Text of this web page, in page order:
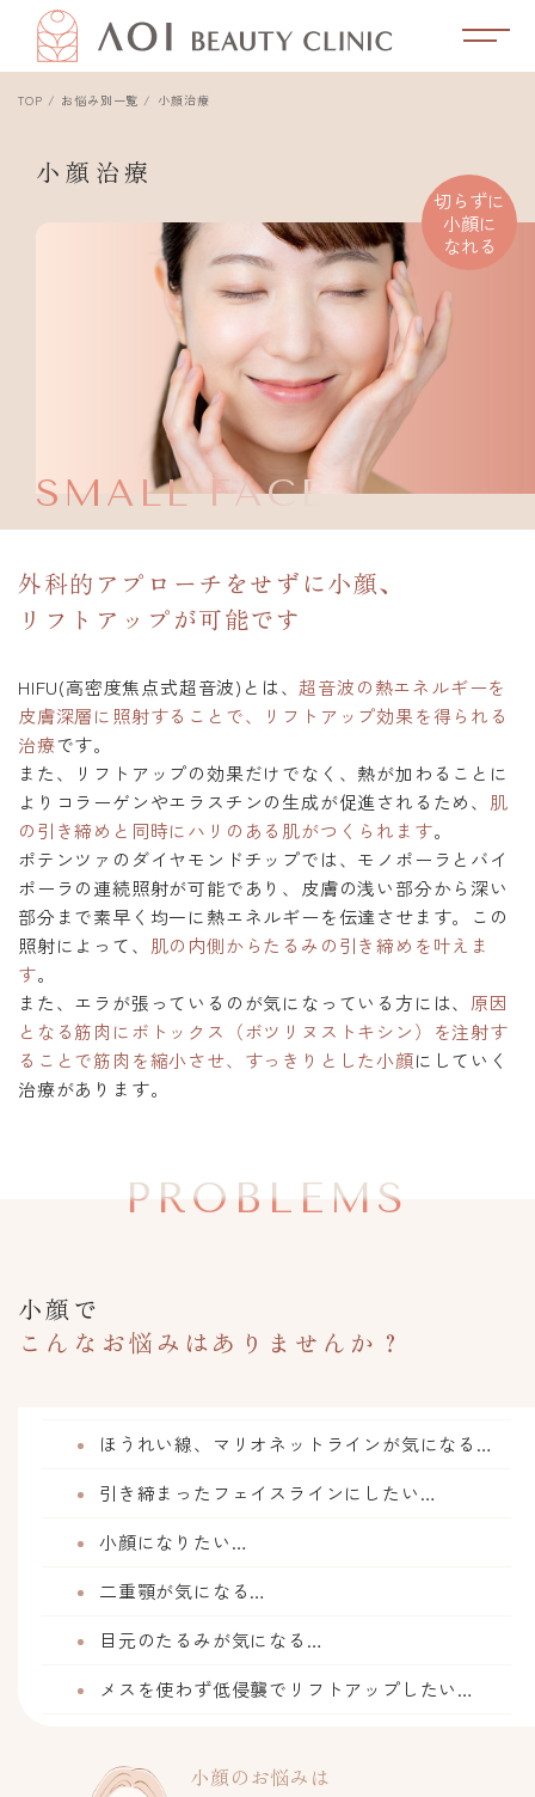
TOP お悩み別一覧 小顔治療
小顔治療
切らずに
小顔に
なれる
SMALL FACE
外科的アプローチをせずに小顔、
リフトアップが可能です
HIFU(高密度焦点式超音波)とは、 超音波の熱エネルギーを
皮膚深層に照射することで、リフトアップ効果を得られる
治療です。
また、リフトアップの効果だけでなく、熱が加わることに
よりコラーゲンやエラスチンの生成が促進されるため、 肌
の引き締めと同時にハリのある肌がつくられます。
ポテンツァのダイヤモンドチップでは、モノポーラとバイ
ポーラの連続照射が可能であり、皮膚の浅い部分から深い
部分まで素早く均一に熱エネルギーを伝達させます。この
照射によって、 肌の内側からたるみの引き締めを叶えま
す。
また、エラが張っているのが気になっている方には、原因
となる筋肉にボトックス（ボツリヌストキシン）を注射す
ることで筋肉を縮小させ、すっきりとした小顔にしていく
治療があります。
PROBLEMS
小顔で
こんなお悩みはありませんか？
ほうれい線、マリオネットラインが気になる…
引き締まったフェイスラインにしたい…
小顔になりたい…
二重顎が気になる…
目元のたるみが気になる…
メスを使わず低侵襲でリフトアップしたい…
小顔のお悩みは